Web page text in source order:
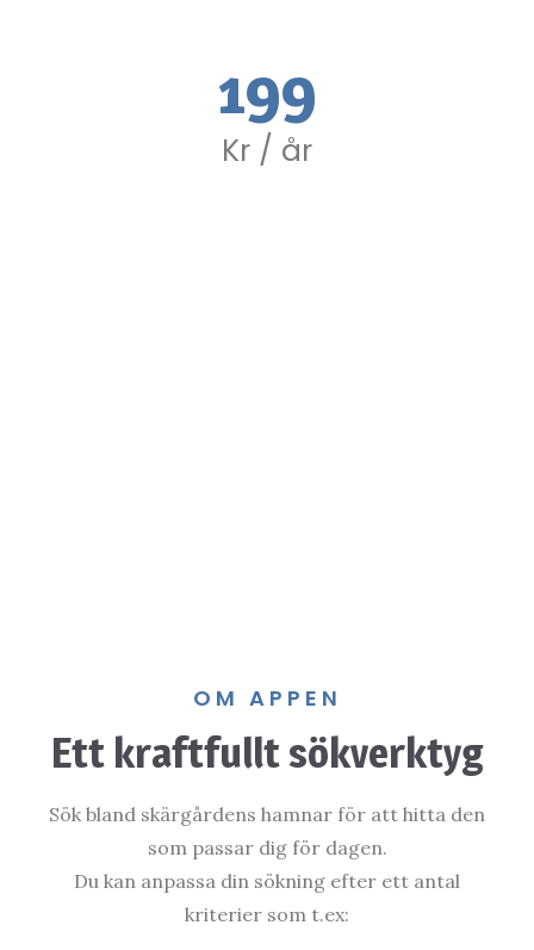
199
Kr / år
OM APPEN
Ett kraftfullt sökverktyg
Sök bland skärgårdens hamnar för att hitta den
som passar dig för dagen.
Du kan anpassa din sökning efter ett antal
kriterier som t.ex: